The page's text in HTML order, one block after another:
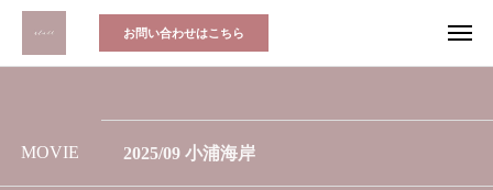
お問い合わせはこちら
MOVIE 2025/09 小浦海岸